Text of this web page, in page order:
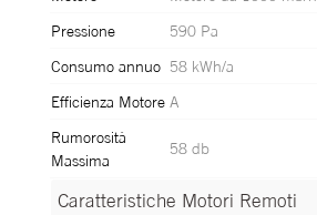
Pressione
590 Pa
Consumo annuo 58 kWh/a
Efficienza Motore A
Rumorosità
Massima
58 db
Caratteristiche Motori Remoti